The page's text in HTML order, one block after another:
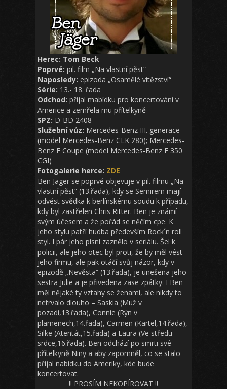
Herec: Tom Beck
Poprvé: pil. film „Na vlastní pěst“
Naposledy: epizoda „Osamělé vítězství“
Série: 13.- 18. řada
Odchod: přijal mabídku pro koncertování v
Americe a zemřela mu přítelkyně
SPZ: D-BD 2408
Služební vůz: Mercedes-Benz III. generace
(model Mercedes-Benz CLK 280); Mercedes-
Benz E Coupe (model Mercedes-Benz E 350
CGI)
Fotogalerie herce: ZDE
Ben Jäger se poprvé objevuje v pil. filmu „Na
vlastní pěst“ (13.řada), kdy se Semirem mají
odvést svědka k berlínskému soudu k případu,
kdy byl zastřelen Chris Ritter. Ben je známí
svým účesem a že pořád se něčím cpe. K
jeho stylu patří hudba především Rock´n roll
styl. I pár jeho písní zaznělo v seriálu. Šel k
policii, ale jeho otec byl proti, že by měl vést
jeho firmu, ale pak otáčí svůj názor, kdy v
epizodě „Nevěsta“ (13.řada), je unešena jeho
sestra Julie a je přivedena zase zpátky. I Ben
měl nějaké ty vztahy se ženami, ale nikdy to
netrvalo dlouho – Saskia (Muž v
pozadí,13.řada), Connie (Rýn v
plamenech,14.řada), Carmen (Kartel,14.řada),
Silke (Atentát,15.řada) a Laura (Ve středu
srdce,16.řada). Ben odchází po smrti své
přítelkyně Niny a aby zapomněl, co se stalo
přijal nabídku do Ameriky, kde bude
koncertovat.
!! PROSÍM NEKOPÍROVAT !!